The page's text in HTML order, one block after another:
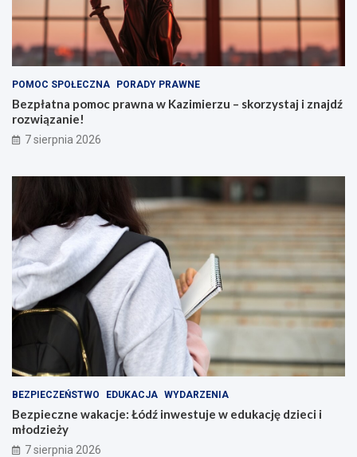
POMOC SPOŁECZNA PORADY PRAWNE
Bezpłatna pomoc prawna w Kazimierzu – skorzystaj i znajdź
rozwiązanie!
7 sierpnia 2026
BEZPIECZEŃSTWO EDUKACJA WYDARZENIA
Bezpieczne wakacje: Łódź inwestuje w edukację dzieci i
młodzieży
7 sierpnia 2026